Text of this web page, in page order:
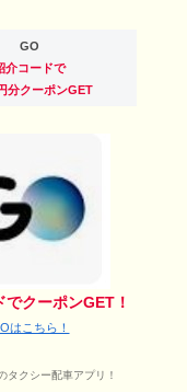
GO
介コードで
分クーポンGET
でクーポンGET！
はこちら！
タクシー配車アプリ！